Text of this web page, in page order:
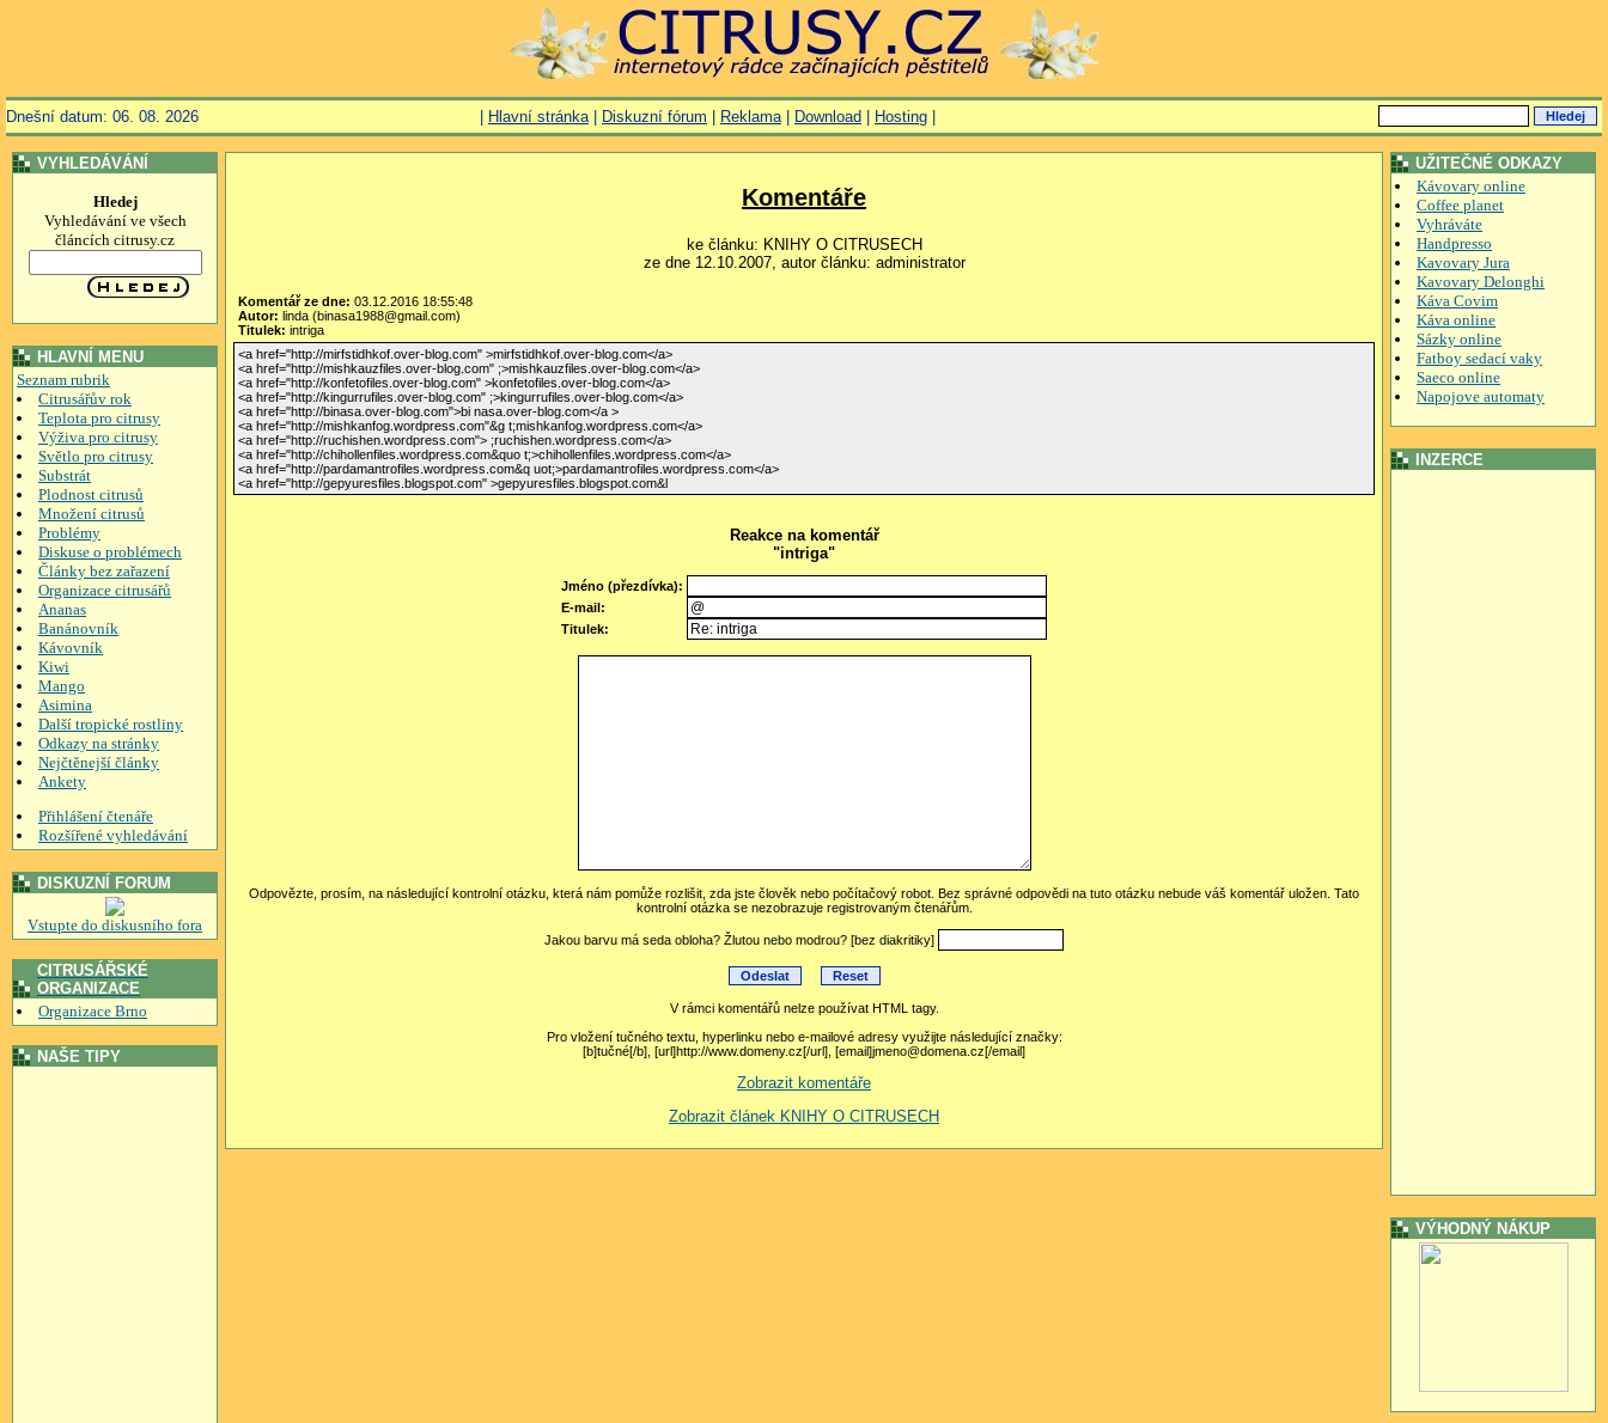
Dnešní datum: 06. 08. 2026 Hlavní stránka| Diskuzní fórum Reklama| Download Hosting
VYHLEDÁVÁNÍ
Hledej
Vyhledávání ve všech
článcích citrusy.cz
HLAVNÍ MENU
Seznam rubrik
Citrusářův rok
Teplota pro citrusy
Výživa pro citrusy
Světlo pro citrusy
Substrát
Plodnost citrusů
Množení citrusů
Problémy
Diskuse o problémech
Články bez zařazení
Organizace citrusářů
Ananas
Banánovník
Kávovník
Kiwi
Mango
Asimina
Další tropické rostliny
Odkazy na stránky
Nejčtěnejší články
Ankety
Přihlášení čtenáře
Rozšířené vyhledávání
DISKUZNÍ FORUM
Vstupte do diskusního fora
CITRUSÁŘSKÉ
ORGANIZACE
Organizace Brno
NAŠE TIPY
Komentáře
ke článku: KNIHY O CITRUSECH
ze dne 12.10.2007, autor článku: administrator
Komentář ze dne: 03.12.2016 18:55:48
Autor: linda (binasa1988@gmail.com)
Titulek: intriga
<a href="http://mirfstidhkof.over-blog.com" >mirfstidhkof.over-blog.com</a>
<a href="http://mishkauzfiles.over-blog.com" ;>mishkauzfiles.over-blog.com</a>
<a href="http://konfetofiles.over-blog.com" >konfetofiles.over-blog.com</a>
<a href="http://kingurrufiles.over-blog.com" ;>kingurrufiles.over-blog.com</a>
<a href="http://binasa.over-blog.com">bi nasa.over-blog.com</a >
<a href="http://mishkanfog.wordpress.com"&g t;mishkanfog.wordpress.com</a>
<a href="http://ruchishen.wordpress.com"> ;ruchishen.wordpress.com</a>
<a href="http://chihollenfiles.wordpress.com&quo t;>chihollenfiles.wordpress.com</a>
<a href="http://pardamantrofiles.wordpress.com&q uot;>pardamantrofiles.wordpress.com</a>
<a href="http://gepyuresfiles.blogspot.com" >gepyuresfiles.blogspot.com&l
Reakce na komentář
"intriga"
Jméno (přezdívka):
E-mail:
Titulek:
Odpovězte, prosím, na následující kontrolní otázku, která nám pomůže rozlišit, zda jste člověk nebo počítačový robot. Bez správné odpovědi na tuto otázku nebude váš komentář uložen. Tato
kontrolní otázka se nezobrazuje registrovaným čtenářům.
Jakou barvu má seda obloha? Žlutou nebo modrou? [bez diakritiky]
V rámci komentářů nelze používat HTML tagy.
Pro vložení tučného textu, hyperlinku nebo e-mailové adresy využijte následující značky:
[b]tučné[/b], [url]http://www.domeny.cz[/url], [email]jmeno@domena.cz[/email]
Zobrazit komentáře
Zobrazit článek KNIHY O CITRUSECH
UŽITEČNÉ ODKAZY
Kávovary online
Coffee planet
Vyhráváte
Handpresso
Kavovary Jura
Kavovary Delonghi
Káva Covim
Káva online
Sázky online
Fatboy sedací vaky
Saeco online
Napojove automaty
INZERCE
VÝHODNÝ NÁKUP